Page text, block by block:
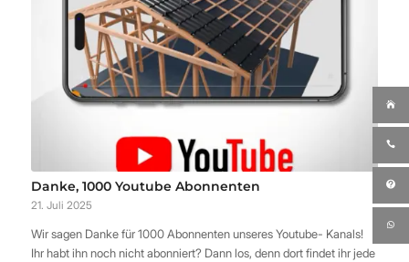
Danke, 1000 Youtube Abonnenten
21. Juli 2025
Wir sagen Danke für 1000 Abonnenten unseres Youtube- Kanals!
Ihr habt ihn noch nicht abonniert? Dann los, denn dort findet ihr jede